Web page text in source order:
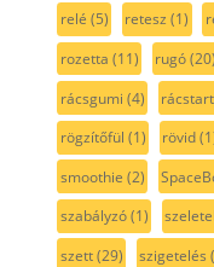
relé (5) retesz (1)
rozetta (11) rugó(20)
rácsgumi (4)
rögzítőfül (1) rövid
smoothie (2)
szabályzó(1)
szett(29) szigetelés